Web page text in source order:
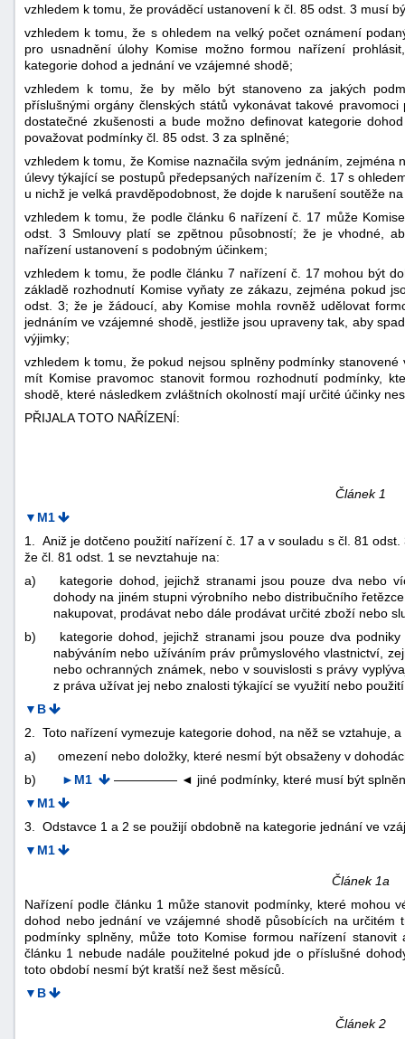
vzhledem k tomu, že prováděcí ustanovení k čl. 85 odst. 3 musí
vzhledem k tomu, že s ohledem na velký počet oznámení
pro usnadnění úlohy Komise možno formou nařízení
kategorie dohod a jednání ve vzájemné shodě;
vzhledem k tomu, že by mělo být stanoveno za jakých
příslušnými orgány členských států vykonávat takové
dostatečné zkušenosti a bude možno definovat kategorie
považovat podmínky čl. 85 odst. 3 za splněné;
vzhledem k tomu, že Komise naznačila svým jednáním, zejména
úlevy týkající se postupů předepsaných nařízením č. 17 s
u nichž je velká pravděpodobnost, že dojde k narušení soutěže
vzhledem k tomu, že podle článku 6 nařízení č. 17 může
odst. 3 Smlouvy platí se zpětnou působností; že je vhodné,
nařízení ustanovení s podobným účinkem;
vzhledem k tomu, že podle článku 7 nařízení č. 17 mohou být
základě rozhodnutí Komise vyňaty ze zákazu, zejména pokud
odst. 3; že je žádoucí, aby Komise mohla rovněž udělovat
jednáním ve vzájemné shodě, jestliže jsou upraveny tak, aby
výjimky;
vzhledem k tomu, že pokud nejsou splněny podmínky
mít Komise pravomoc stanovit formou rozhodnutí podmínky,
shodě, které následkem zvláštních okolností mají určité účinky
PŘIJALA TOTO NAŘÍZENÍ:
Článek 1
▼M1
1. Aniž je dotčeno použití nařízení č. 17 a v souladu s čl. 81
že čl. 81 odst. 1 se nevztahuje na:
a)
kategorie dohod, jejichž stranami jsou pouze dva nebo
dohody na jiném stupni výrobního nebo distribučního
nakupovat, prodávat nebo dále prodávat určité zboží nebo
b)
kategorie dohod, jejichž stranami jsou pouze dva
nabýváním nebo užíváním práv průmyslového vlastnictví,
nebo ochranných známek, nebo v souvislosti s právy
z práva užívat jej nebo znalosti týkající se využití nebo
▼B
2. Toto nařízení vymezuje kategorie dohod, na něž se vztahuje,
a)
omezení nebo doložky, které nesmí být obsaženy v
b)
►M1 —————◄ jiné podmínky, které musí být
▼M1
3. Odstavce 1 a 2 se použijí obdobně na kategorie jednání ve
▼M1
Článek 1a
Nařízení podle článku 1 může stanovit podmínky, které mohou
dohod nebo jednání ve vzájemné shodě působících na
podmínky splněny, může toto Komise formou nařízení
článku 1 nebude nadále použitelné pokud jde o příslušné
toto období nesmí být kratší než šest měsíců.
▼B
Článek 2
škod"